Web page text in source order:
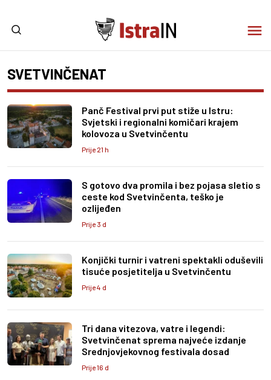
SVETVINČENAT
Panč Festival prvi put stiže u Istru:
Svjetski i regionalni komičari krajem
kolovoza u Svetvinčentu
Prije 21 h
S gotovo dva promila i bez pojasa sletio s
ceste kod Svetvinčenta, teško je
ozlijeđen
Prije 3 d
Konjički turnir i vatreni spektakli oduševili
tisuće posjetitelja u Svetvinčentu
Prije 4 d
Tri dana vitezova, vatre i legendi:
Svetvinčenat sprema najveće izdanje
Srednjovjekovnog festivala dosad
Prije 16 d